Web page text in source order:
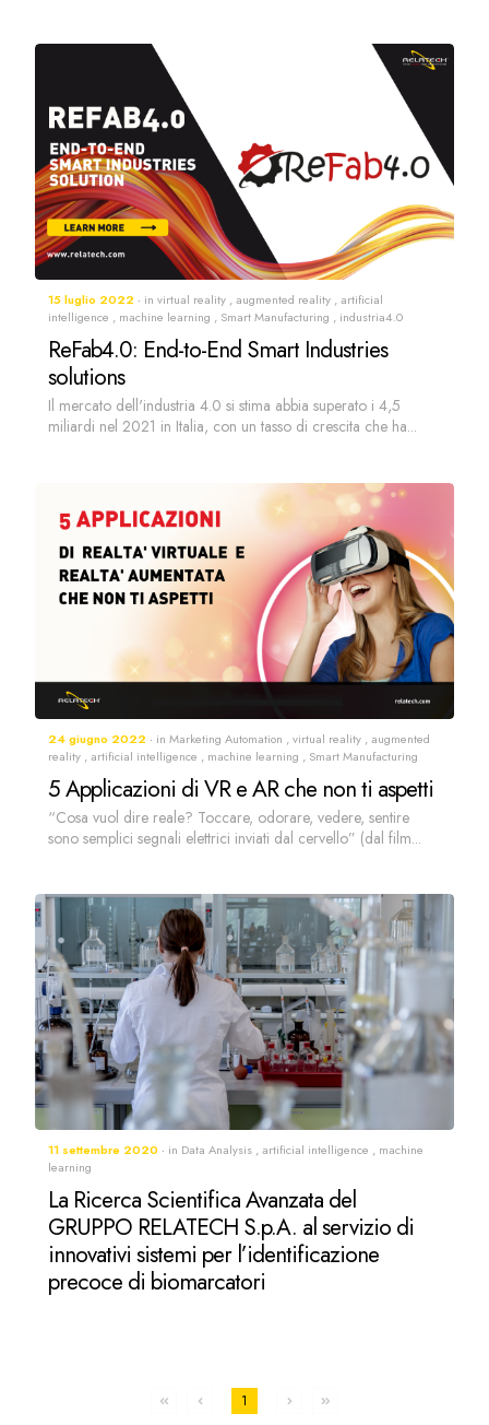
15 luglio 2022 in virtual reality ,augmented reality ,artificial
intelligence , machine learning , Smart Manufacturing , industria4.0
ReFab4.0: End-to-End Smart Industries
solutions
Il mercato dell'industria 4.0 si stima abbia superato i 4,5
miliardi nel 2021 in Italia, con un tasso di crescita che ha...
24 giugno 2022 in Marketing Automation ,virtual reality ,augmented
reality ,artificial intelligence , machine learning , Smart Manufacturing
5 Applicazioni di VR e AR che non ti aspetti
“Cosa vuol dire reale? Toccare, odorare, vedere, sentire
sono semplici segnali elettrici inviati dal cervello” (dal film...
11 settembre 2020 in Data Analysis ,artificial intelligence , machine
learning
La Ricerca Scientifica Avanzata del
GRUPPO RELATECH S.p.A. al servizio di
innovativi sistemi per l’identificazione
precoce di biomarcatori
1